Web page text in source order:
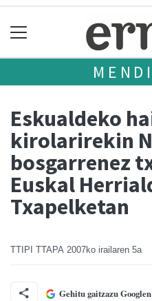
Eskualdeko
kirolarirekin
bosgarrenez
Euskal
Txapelketan
TTIPI TTAPA 2007ko irailaren 5a
Gehitu gaitzazu Googlen